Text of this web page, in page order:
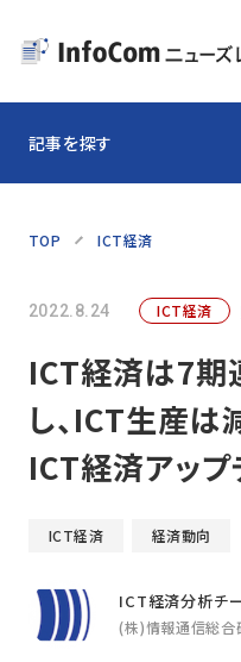
記事を探す
TOP ICT経済
2022.8.24 ICT経済
ICT経済は7期
し、ICT生産
ICT経済アップ
ICT経済 経済動向
ICT経済分析チ
(株)情報通信総合